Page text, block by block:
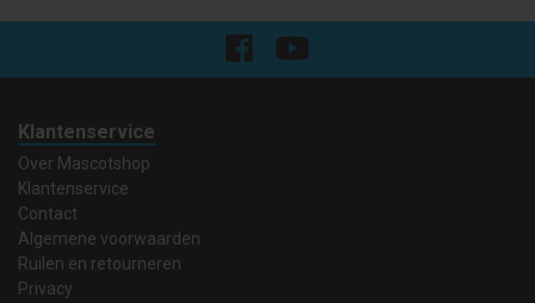
Klantenservice
Over Mascotshop
Klantenservice
Contact
Algemene voorwaarden
Ruilen en retourneren
Privacy